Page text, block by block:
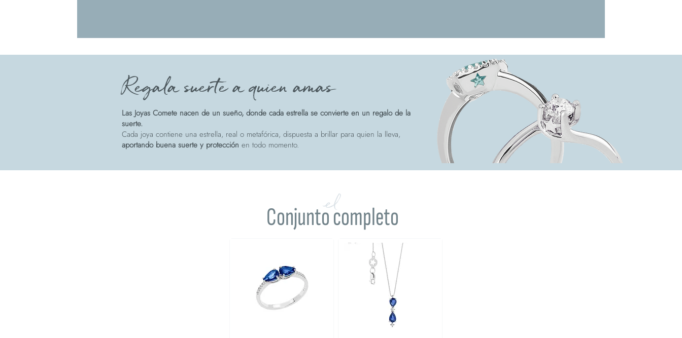
Regala suerte a quien amas
Las Joyas Comete nacen de un sueño, donde cada estrella se convierte en un regalo de la
suerte.
Cada joya contiene una estrella, real o metafórica, dispuesta a brillar para quien la lleva,
aportando buena suerte y protección en todo momento.
Conjunto completo
el